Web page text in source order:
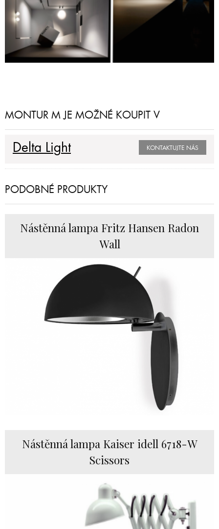
MONTUR M JE MOŽNÉ KOUPIT V
Delta Light KONTAKTUJTE NÁS
PODOBNÉ PRODUKTY
Nástěnná lampa Fritz Hansen Radon
Wall
Nástěnná lampa Kaiser idell 6718-W
Scissors